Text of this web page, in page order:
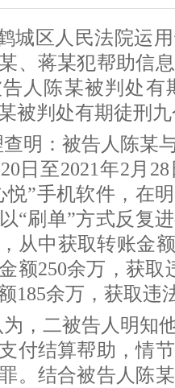
城区人民法院运
、蒋某犯帮助信
人陈某被判处
被判处有期徒刑
明：被告人陈某
日至2021年2月
悦”手机软件，在
“刷单”方式反复
从中获取转账金
额250余万，获
185余万，获取违
，二被告人明知
付结算帮助，情
。结合被告人陈